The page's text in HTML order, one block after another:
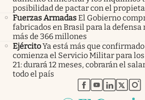
posibilidad de pactar con el
Fuerzas ArmadasEl Gobierno
fabricados en Brasil para la defensa
más de 366 millones
EjércitoYa está más que
comienza el Servicio Militar para los
21: durará 12 meses, cobrarán el
todo el país
abre en nueva
abre enabre en
abre